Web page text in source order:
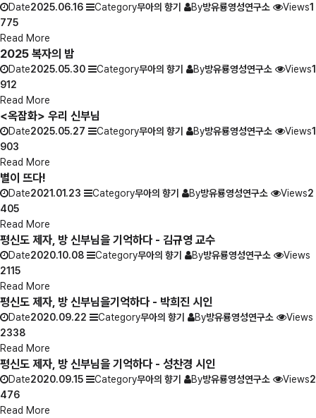
Date2025.06.16 Category무아의 향기 By방유룡영성연구소 Views1
775
Read More
2025 복자의 밤
Date2025.05.30 Category무아의 향기 By방유룡영성연구소 Views1
912
Read More
<옥잠화> 우리 신부님
Date2025.05.27 Category무아의 향기 By방유룡영성연구소 Views1
903
Read More
별이 뜨다!
Date2021.01.23 Category무아의 향기 By방유룡영성연구소 Views2
405
Read More
평신도 제자, 방 신부님을 기억하다 - 김규영 교수
Date2020.10.08 Category무아의 향기 By방유룡영성연구소
Views
2115
Read More
평신도 제자, 방 신부님을기억하다 - 박희진 시인
Date2020.09.22 Category무아의 향기 By방유룡영성연구소
Views
2338
Read More
평신도 제자, 방 신부님을 기억하다 - 성찬경 시인
Date2020.09.15 Category무아의 향기 By방유룡영성연구소 Views2
476
Read More